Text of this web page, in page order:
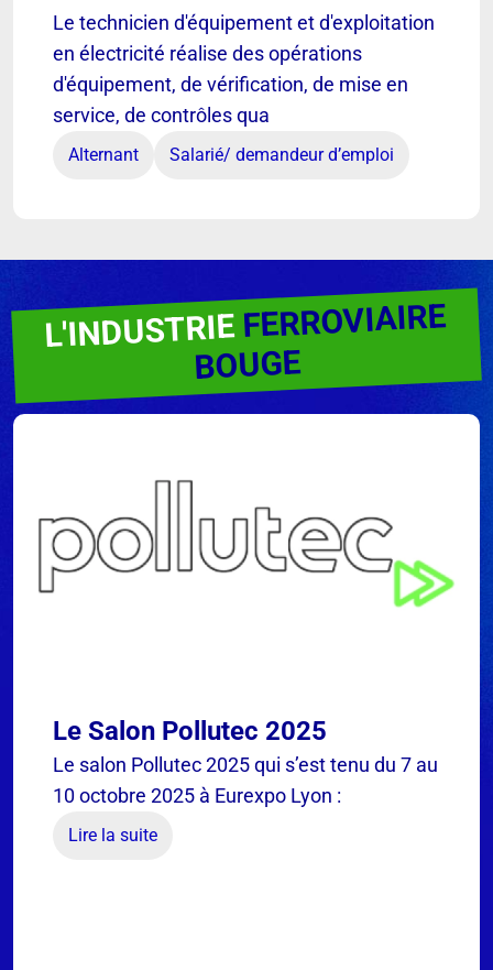
Le technicien d'équipement et d'exploitation
en électricité réalise des opérations
d'équipement, de vérification, de mise en
service, de contrôles qua
Alternant Salarié/ demandeur d’emploi
L'INDUSTRIEFERROVIAIRE
BOUGE
Le Salon Pollutec 2025
Le salon Pollutec 2025 qui s’est tenu du 7 au
10 octobre 2025 à Eurexpo Lyon :
Lire la suite